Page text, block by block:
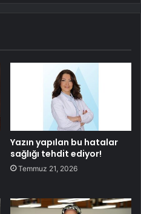
Yazın yapılan bu hatalar
sağlığı tehdit ediyor!
Temmuz 21, 2026